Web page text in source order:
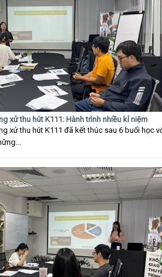
xử thu hút K111: Hành trình nhiều kỉ niệm
xử thu hút K111 đã kết thúc sau 6 buổi học